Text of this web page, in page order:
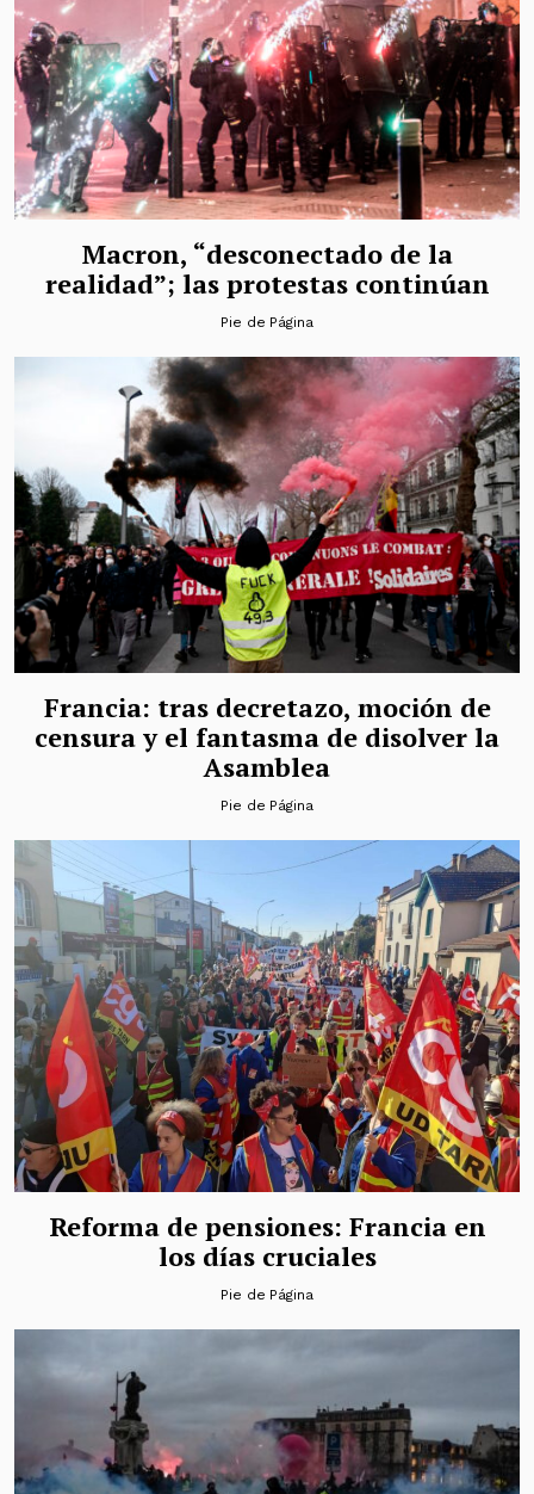
Macron, “desconectado de la
realidad”; las protestas continúan
Pie de Página
Francia: tras decretazo, moción de
censura y el fantasma de disolver la
Asamblea
Pie de Página
Reforma de pensiones: Francia en
los días cruciales
Pie de Página